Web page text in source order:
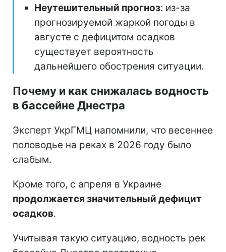
Неутешительный прогноз: из-за
прогнозируемой жаркой погоды в
августе с дефицитом осадков
существует вероятность
дальнейшего обострения ситуации.
Почему и как снижалась водность
в бассейне Днестра
Эксперт УкрГМЦ напомнили, что весеннее
половодье на реках в 2026 году было
слабым.
Кроме того, с апреля в Украине
продолжается значительный дефицит
осадков.
Учитывая такую ситуацию, водность рек